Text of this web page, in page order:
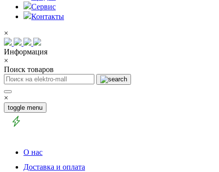
Сервис
Контакты
×
Информация
×
Поиск товаров
×
toggle menu
О нас
Доставка и оплата